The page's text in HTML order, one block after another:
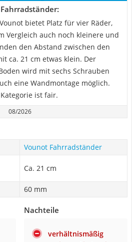
bietet Platz für vier Räder,
Vergleich auch noch kleinere und
den Abstand zwischen den
ca. 21 cm etwas klein. Der
wird mit sechs Schrauben
eine Wandmontage möglich.
ist fair.
08/2026
Vounot Fahrradständer
Ca. 21 cm
60 mm
Nachteile
verhältnismäßig